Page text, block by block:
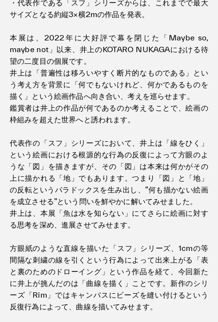
・代表作である「スフ」シリーズからは、これまでで最大
サイズとなる約縦3×横2mの作品を発表。
本展は、2022年に大好評で幕を閉じた「Maybe so,
maybe not」以来、井上のKOTARO NUKAGAにおける待
望の二度目の個展です。
井上は「普遍性は移ろいやすく断片的なものである」とい
う考え方を背景に「何でもないけれど、何かであるものを
描く」という絵画作品へ向き合い、考えを巡らせます。
鑑賞者は井上の作品が何であるのか考えることで、絵画の
枠組みを超えた世界へと誘われます。
代表作の「スフ」シリーズにおいて、井上は「線をひく」
という絵画における根源的な行為の反復によって方眼のよ
うな「図」を描きますが、その「図」は本来は何かがその
上に描かれる「地」でもあります。つまり「図」と「地」
の反転というパラドックスを生み出し、”何も描かない絵画
を成立させる”という問いを鮮やかに解いてみせました。
井上は、本展「魚は水を知らない」にてさらに絵画に対す
る思考を深め、進展させてみせます。
方眼紙のような直線を描いた「スフ」シリーズ、1cmの等
間隔な刺繍の線を引くという行為によって出来上がる「表
と裏のためのドローイング」という作品を経て、今回新た
に井上が挑んだのは「曲線を描く」ことです。新作のシリ
ーズ「Rim」ではキャンバスにビーズを縫い付けるという
反復行為によって、曲線を描いてみせます。